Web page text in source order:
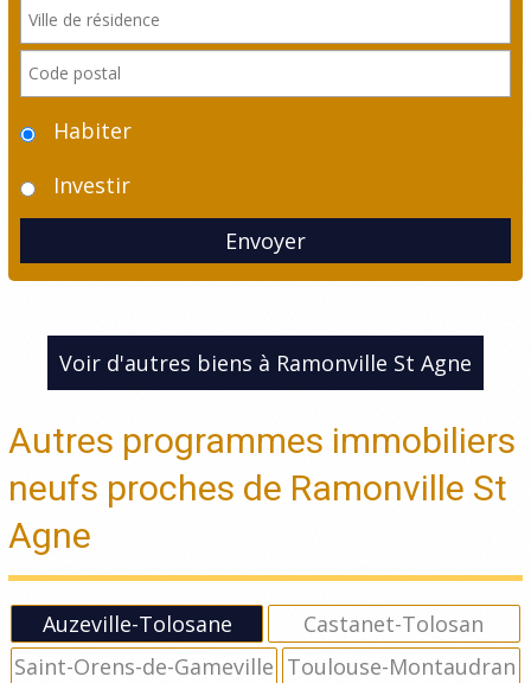
Habiter
Investir
Envoyer
Voir d'autres biens à Ramonville St Agne
Autres programmes immobiliers
neufs proches de Ramonville St
Agne
Auzeville-Tolosane
Castanet-Tolosan
Saint-Orens-de-Gameville Toulouse-Montaudran